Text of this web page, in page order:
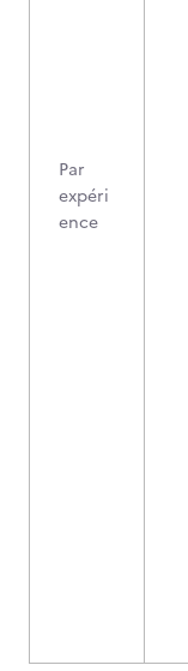
Par
expéri
ence